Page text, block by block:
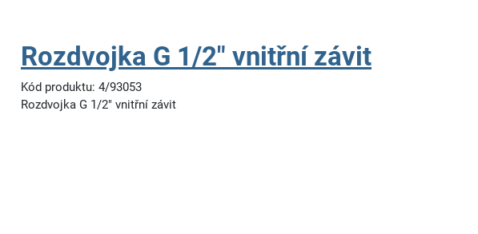
Rozdvojka G 1/2" vnitřní závit
Kód produktu: 4/93053
Rozdvojka G 1/2" vnitřní závit